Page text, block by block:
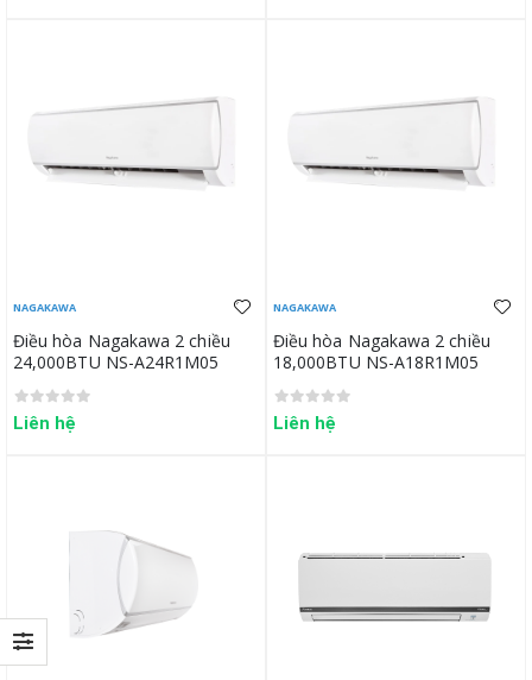
NAGAKAWA
Điều hòa Nagakawa 2 chiều
24,000BTU NS-A24R1M05
Liên hệ
NAGAKAWA
Điều hòa Nagakawa 2 chiều
18,000BTU NS-A18R1M05
Liên hệ